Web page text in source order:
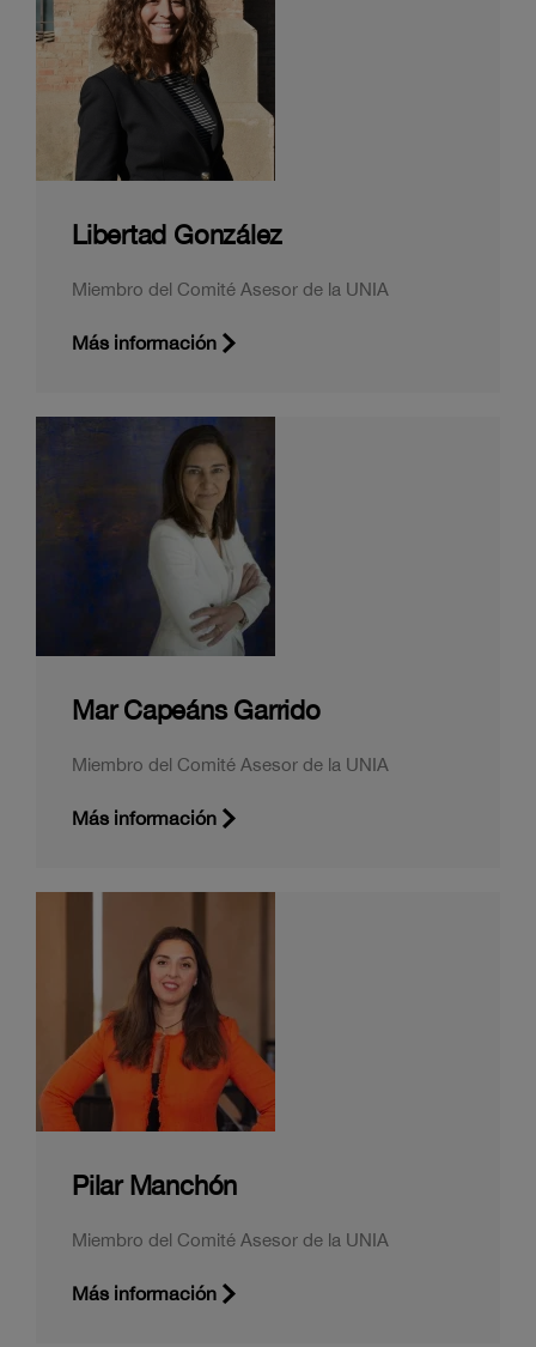
Libertad González
Miembro del Comité Asesor de la UNIA
Más información
Mar Capeáns Garrido
Miembro del Comité Asesor de la UNIA
Más información
Pilar Manchón
Miembro del Comité Asesor de la UNIA
Más información